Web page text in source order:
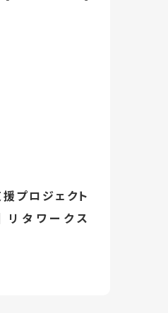
プロジェクト
タワークス